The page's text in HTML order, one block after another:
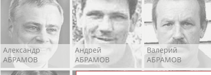
Александр
АБРАМОВ
Андрей
АБРАМОВ
Валерий
АБРАМОВ